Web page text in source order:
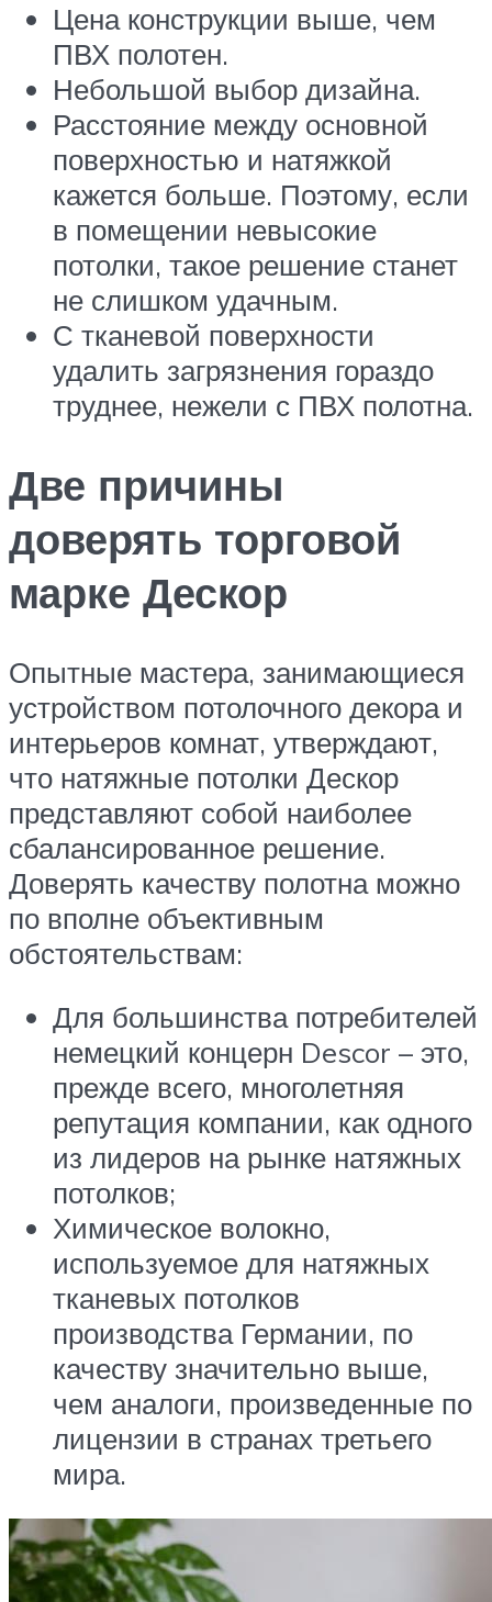
Цена конструкции выше, чем
ПВХ полотен.
Небольшой выбор дизайна.
Расстояние между основной
поверхностью и натяжкой
кажется больше. Поэтому, если
в помещении невысокие
потолки, такое решение станет
не слишком удачным.
С тканевой поверхности
удалить загрязнения гораздо
труднее, нежели с ПВХ полотна.
Две причины
доверять торговой
марке Дескор
Опытные мастера, занимающиеся
устройством потолочного декора и
интерьеров комнат, утверждают,
что натяжные потолки Дескор
представляют собой наиболее
сбалансированное решение.
Доверять качеству полотна можно
по вполне объективным
обстоятельствам:
Для большинства потребителей
немецкий концерн Descor – это,
прежде всего, многолетняя
репутация компании, как одного
из лидеров на рынке натяжных
потолков;
Химическое волокно,
используемое для натяжных
тканевых потолков
производства Германии, по
качеству значительно выше,
чем аналоги, произведенные по
лицензии в странах третьего
мира.